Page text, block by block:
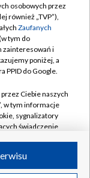
osobowych przez
również „TVP”),
Zaufanych
tym do
zainteresowań i
poniżej, a
PPID do Google.
Ciebie naszych
w tym informacje
sygnalizatory
świadczenie